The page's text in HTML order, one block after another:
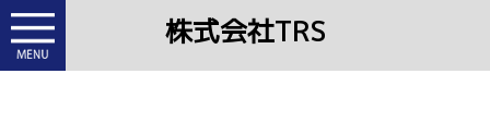
株式会社TRS